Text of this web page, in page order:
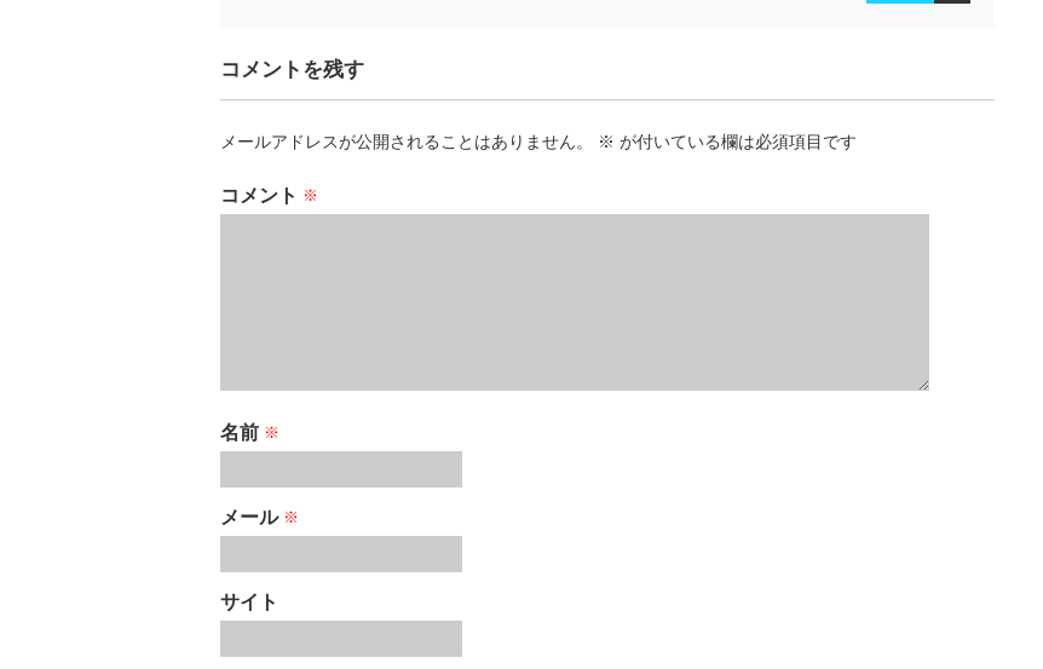
コメントを残す
メールアドレスが公開されることはありません。 ※ が付いている欄は必須項目です
コメント ※
名前 ※
メール ※
サイト